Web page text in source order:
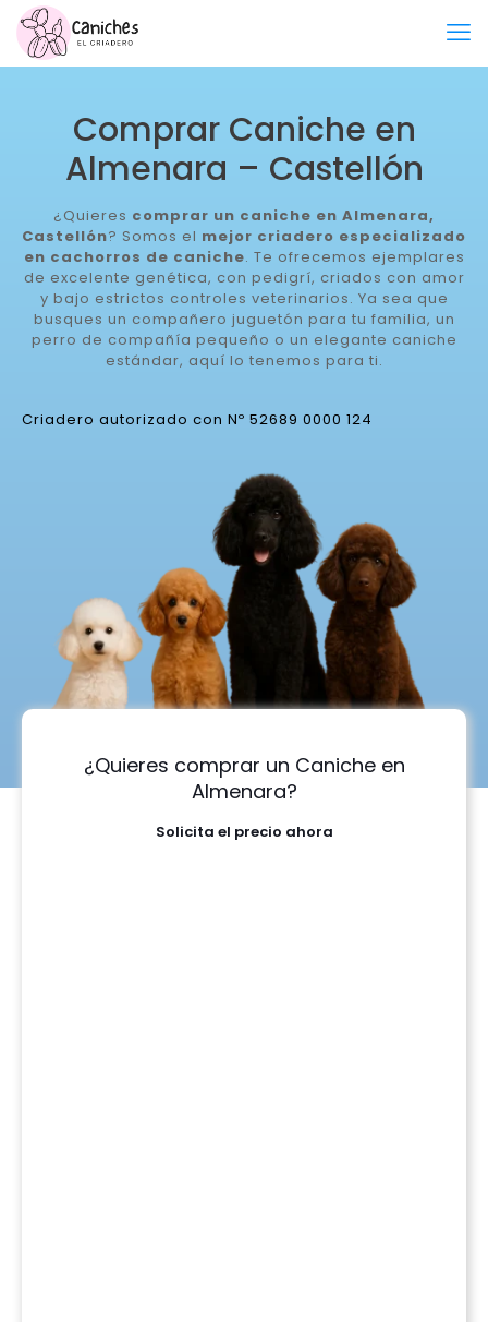
Comprar Caniche en
Almenara – Castellón
¿Quieres comprar un caniche en Almenara,
Castellón? Somos el mejor criadero especializado
en cachorros de caniche. Te ofrecemos ejemplares
de excelente genética, con pedigrí, criados con amor
y bajo estrictos controles veterinarios. Ya sea que
busques un compañero juguetón para tu familia, un
perro de compañía pequeño o un elegante caniche
estándar, aquí lo tenemos para ti.
Criadero autorizado con Nº 52689 0000 124
¿Quieres comprar un Caniche en
Almenara?
Solicita el precio ahora